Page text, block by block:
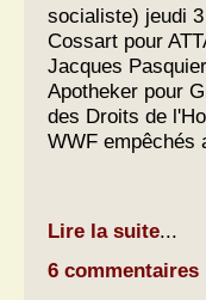
socialiste) jeudi
Cossart pour
Jacques
Apotheker pour
des Droits de
WWF empêchés
Lire la suite...
6 commentaires